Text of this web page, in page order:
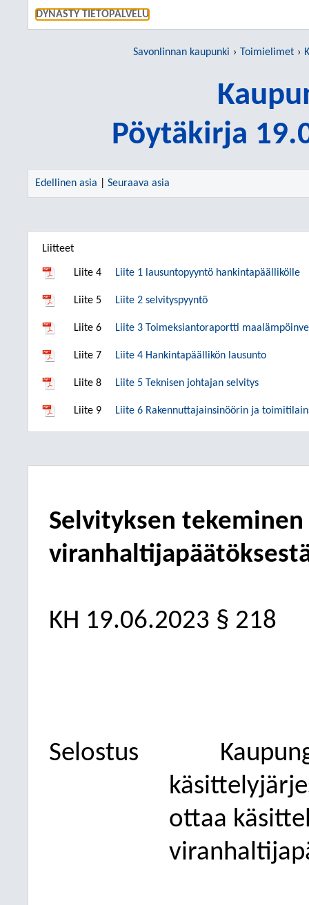
DYNASTY TIETOPALVELU
Savonlinnan kaupunki Toimielimet
Pöytäkirja
Edellinen asia Seuraava asia
Liitteet
Liite 4 Liite 1 lausuntopyyntö hankintapäällikölle
Liite 5 Liite 2 selvityspyyntö
Liite 6 Liite 3 Toimeksiantoraportti
Liite 7 Liite 4 Hankintapäällikön lausunto
Liite 8 Liite 5 Teknisen johtajan selvitys
Liite 9 Liite 6 Rakennuttajainsinöörin ja
Selvityksen
KH 19.06.2023 § 218
Selostus
ottaa